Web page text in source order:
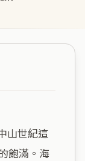
飽滿。海